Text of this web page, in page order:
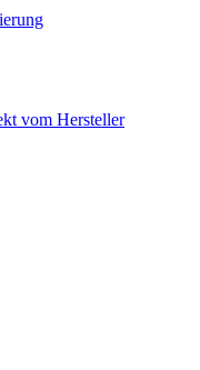
vom Hersteller